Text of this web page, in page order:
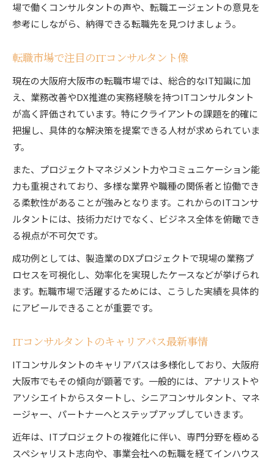
場で働くコンサルタントの声や、転職エージェントの意見を
参考にしながら、納得できる転職先を見つけましょう。
転職市場で注目のITコンサルタント像
現在の大阪府大阪市の転職市場では、総合的なIT知識に加
え、業務改善やDX推進の実務経験を持つITコンサルタント
が高く評価されています。特にクライアントの課題を的確に
把握し、具体的な解決策を提案できる人材が求められていま
す。
また、プロジェクトマネジメント力やコミュニケーション能
力も重視されており、多様な業界や職種の関係者と協働でき
る柔軟性があることが強みとなります。これからのITコンサ
ルタントには、技術力だけでなく、ビジネス全体を俯瞰でき
る視点が不可欠です。
成功例としては、製造業のDXプロジェクトで現場の業務プ
ロセスを可視化し、効率化を実現したケースなどが挙げられ
ます。転職市場で活躍するためには、こうした実績を具体的
にアピールできることが重要です。
ITコンサルタントのキャリアパス最新事情
ITコンサルタントのキャリアパスは多様化しており、大阪府
大阪市でもその傾向が顕著です。一般的には、アナリストや
アソシエイトからスタートし、シニアコンサルタント、マネ
ージャー、パートナーへとステップアップしていきます。
近年は、ITプロジェクトの複雑化に伴い、専門分野を極める
スペシャリスト志向や、事業会社への転職を経てインハウス